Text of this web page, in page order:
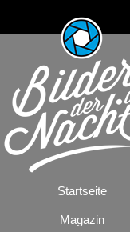
Startseite
Magazin